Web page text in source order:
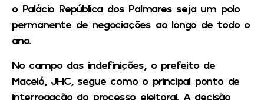
o Palácio República dos Palmares seja um polo
permanente de negociações ao longo de todo o
ano.
No campo das indefinições, o prefeito de
Maceió, JHC, segue como o principal ponto de
interrogação do processo eleitoral. A decisão